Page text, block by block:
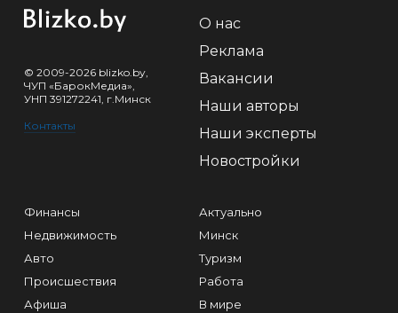
© 2009-2026 blizko.by,
ЧУП «БарокМедиа»,
УНП 391272241, г.Минск
Контакты
О нас
Реклама
Вакансии
Наши авторы
Наши эксперты
Новостройки
Финансы
Недвижимость
Авто
Происшествия
Афиша
Актуально
Минск
Туризм
Работа
В мире